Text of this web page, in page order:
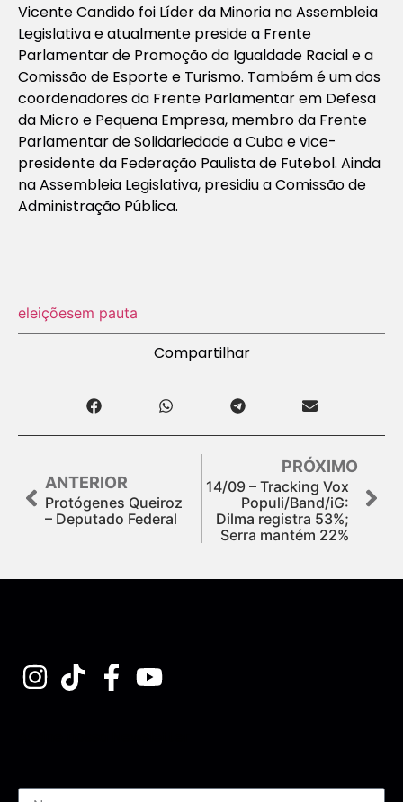
Vicente Candido foi Líder da Minoria na Assembleia
Legislativa e atualmente preside a Frente
Parlamentar de Promoção da Igualdade Racial e a
Comissão de Esporte e Turismo. Também é um dos
coordenadores da Frente Parlamentar em Defesa
da Micro e Pequena Empresa, membro da Frente
Parlamentar de Solidariedade a Cuba e vice-
presidente da Federação Paulista de Futebol. Ainda
na Assembleia Legislativa, presidiu a Comissão de
Administração Pública.
eleiçõesem pauta
Compartilhar
ANTERIOR
Protógenes Queiroz
– Deputado Federal
PRÓXIMO
14/09 – Tracking Vox
Populi/Band/iG:
Dilma registra 53%;
Serra mantém 22%